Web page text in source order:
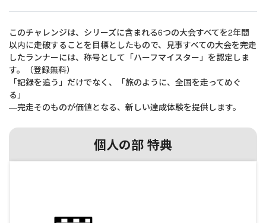
このチャレンジは、シリーズに含まれる6つの大会すべてを2年間
以内に走破することを目標としたもので、見事すべての大会を完走
したランナーには、称号として「ハーフマイスター」を認定しま
す。（登録無料）
「記録を追う」だけでなく、「旅のように、全国を走ってめぐ
る」
―完走そのものが価値となる、新しい達成体験を提供します。
個人の部 特典​